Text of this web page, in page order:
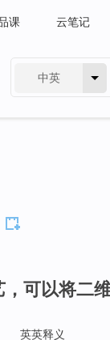
课 云笔记
中英
可以将二
英英释义